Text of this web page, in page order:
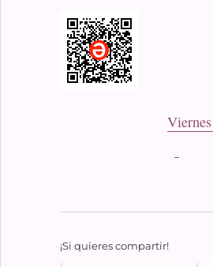
¡Si quieres compartir!